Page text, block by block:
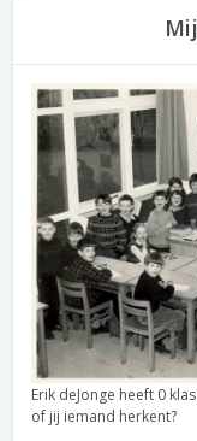
Erik deJonge heeft 0
of jij iemand herkent?